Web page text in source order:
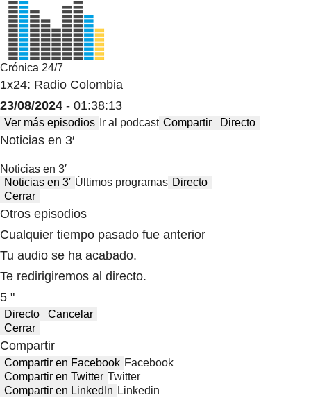
Crónica 24/7
1x24: Radio Colombia
23/08/2024 - 01:38:13
Ver más episodios Ir al podcast Compartir Directo
Noticias en 3′
Noticias en 3′
Noticias en 3′ Últimos programas Directo
Cerrar
Otros episodios
Cualquier tiempo pasado fue anterior
Tu audio se ha acabado.
Te redirigiremos al directo.
5 "
Directo
Cancelar
Cerrar
Compartir
Compartir en Facebook Facebook
Compartir en Twitter Twitter
Compartir en LinkedIn Linkedin